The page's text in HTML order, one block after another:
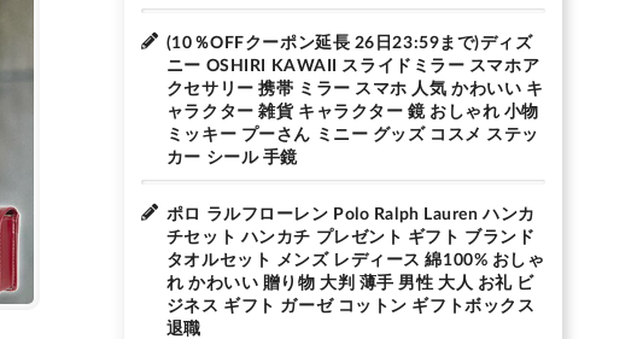
(10％OFFクーポン延長 26日23:59まで)ディズ
ニー OSHIRI KAWAII スライドミラー スマホア
クセサリー 携帯 ミラー スマホ 人気 かわいい キ
ャラクター 雑貨 キャラクター 鏡 おしゃれ 小物
ミッキー プーさん ミニー グッズ コスメ ステッ
カー シール 手鏡
ポロ ラルフローレン Polo Ralph Lauren ハンカ
チセット ハンカチ プレゼント ギフト ブランド
タオルセット メンズ レディース 綿100% おしゃ
れ かわいい 贈り物 大判 薄手 男性 大人 お礼 ビ
ジネス ギフト ガーゼ コットン ギフトボックス
退職